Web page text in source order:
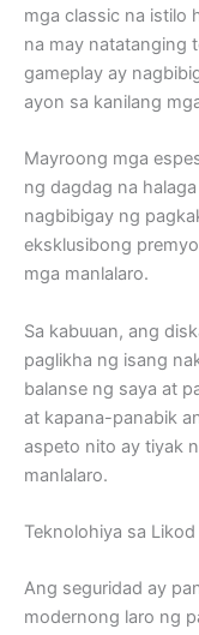
mga classic na istilo
na may natatanging
gameplay ay
ayon sa kanilang
Mayroong mga
ng dagdag na
nagbibigay ng
eksklusibong
mga manlalaro.
Sa kabuuan, ang
paglikha ng isang
balanse ng saya at
at kapana-panabik
aspeto nito ay tiyak
manlalaro.
Teknolohiya sa
Ang seguridad ay
modernong laro ng